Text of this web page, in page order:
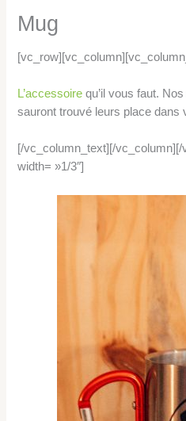
Mug
L’accessoire qu’il vous faut.
sauront trouvé leurs place dans
[/vc_column_text][/
width= »1/3″]